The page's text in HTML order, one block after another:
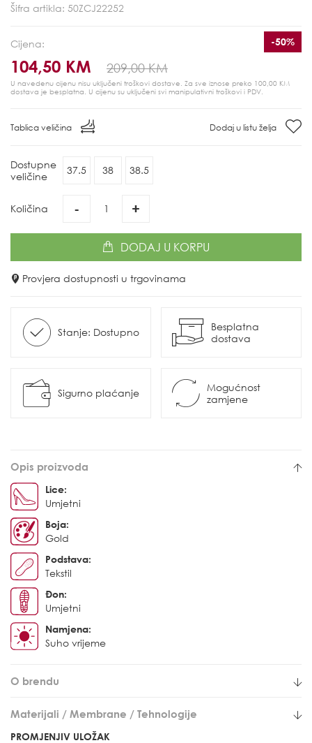
Šifra artikla: 50ZCJ22252
Cijena:
104,50 KM 209,00 KM
-50%
U navedenu cijenu nisu uključeni troškovi dostave. Za sve iznose preko 100,00 KM
dostava je besplatna. U cijenu su uključeni svi manipulativni troškovi i PDV.
Tablica veličina Dodaj u listu želja
Dostupne
veličine
37.5 38 38.5
Količina - +
DODAJ U KORPU
Provjera dostupnosti u trgovinama
Stanje: Dostupno
Besplatna
dostava
Sigurno plaćanje
Mogućnost
zamjene
Opis proizvoda
Lice:
Umjetni
Boja:
Gold
Podstava:
Tekstil
Đon:
Umjetni
Namjena:
Suho vrijeme
O brendu
Materijali / Membrane / Tehnologije
PROMJENJIV ULOŽAK